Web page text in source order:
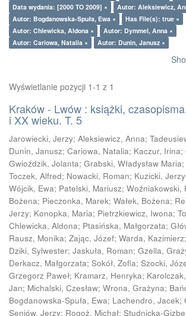
Data wydania: [2000 TO 2009] ×
Autor: Aleksiewicz,
Autor: Bogdanowska-Spuła, Ewa ×
Has File(s): true ×
Autor: Chlewicka, Aldona ×
Autor: Dymmel, Anna ×
Autor: Cariowa, Natalia ×
Autor: Dunin, Janusz ×
Wyświetlanie pozycji 1-1 z 1
Kraków - Lwów : książki,
i XX wieku. T. 5
Jarowiecki, Jerzy; Aleksiewicz, Anna;
Dunin, Janusz; Cariowa, Natalia; Kaczur, Irina;
Gwioździk, Jolanta; Grabski, Władysław Maria;
Toczek, Alfred; Nowacki, Roman; Kuzicki, Jerzy
Wójcik, Ewa; Patelski, Mariusz; Woźniakowski,
Bożena; Pieczonka, Marek; Wałek, Bożena;
Jerzy; Konopka, Maria; Pietrzkiewicz, Iwona;
Chlewicka, Aldona; Ptasińska, Małgorzata;
Rausz, Monika; Zając, Józef; Warda, Kazimierz;
Dziki, Sylwester; Jaskuła, Roman; Gzella,
Derkacz, Małgorzata; Sokół, Zofia; Szocki,
Grzegorz Paweł; Kramarz, Henryka;
Jan; Michalski, Czesław; Wrona, Grażyna;
Bogdanowska-Spuła, Ewa; Lachendro, Jacek;
Seniów, Jerzy; Rogoż, Michał; Studnicka-